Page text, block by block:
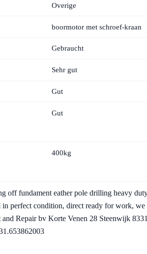
Overige
boormotor met schroef-kraan
Gebraucht
Sehr gut
Gut
Gut
400kg
off fundament eather pole drilling heavy
in perfect condition, direct ready for work,
Repair bv Korte Venen 28 Steenwijk